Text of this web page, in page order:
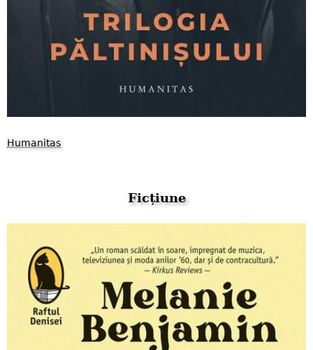
Humanitas
Ficțiune